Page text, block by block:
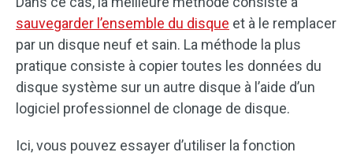
sauvegarder l’ensemble du disque et à le remplacer
par un disque neuf et sain. La méthode la plus
pratique consiste à copier toutes les données du
disque système sur un autre disque à l’aide d’un
logiciel professionnel de clonage de disque.
Ici, vous pouvez essayer d’utiliser la fonction